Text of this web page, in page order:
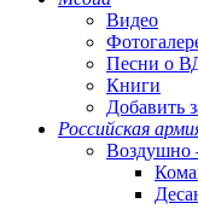
Видео
Песни о
Книги
Добавить
Российская
Воздушно